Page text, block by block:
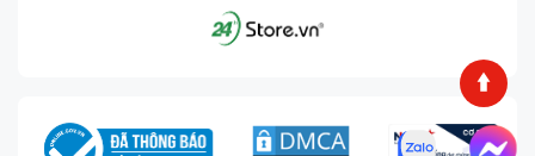
Nếu bạn đã thử qua tất cả những cách nêu trên nhưng
vẫn không khắc phục được tình trạng hỏng cảm ứng
iPad Pro 12.9 2020 WiFi, thì lúc này bạn nên mang
máy đến trung tâm uy tín để nhận được sự hỗ trợ từ